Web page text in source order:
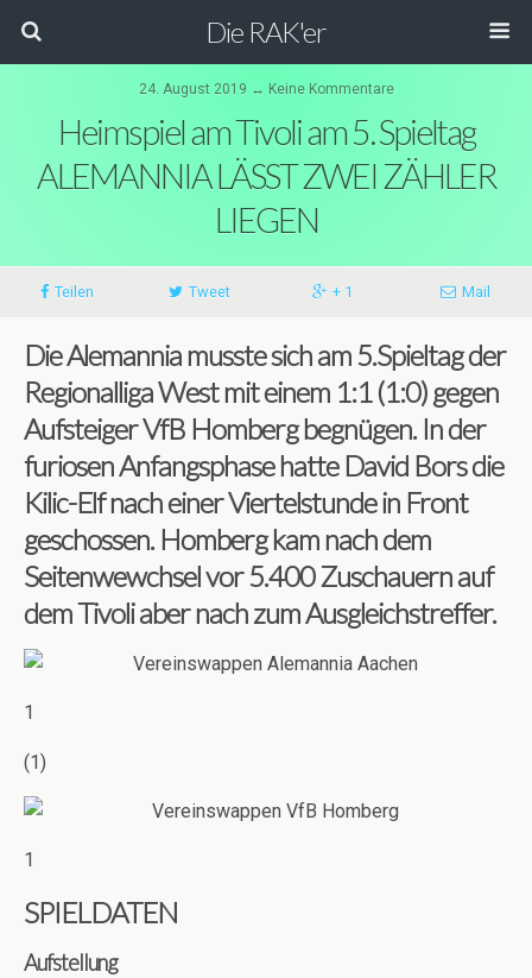
Die RAK'er
24. August 2019 ↔ Keine Kommentare
Heimspiel am Tivoli am 5. Spieltag
ALEMANNIA LÄSST ZWEI ZÄHLER
LIEGEN
Teilen Tweet + 1 Mail
Die Alemannia musste sich am 5.Spieltag der
Regionalliga West mit einem 1:1 (1:0) gegen
Aufsteiger VfB Homberg begnügen. In der
furiosen Anfangsphase hatte David Bors die
Kilic-Elf nach einer Viertelstunde in Front
geschossen. Homberg kam nach dem
Seitenwewchsel vor 5.400 Zuschauern auf
dem Tivoli aber nach zum Ausgleichstreffer.
1
(1)
1
SPIELDATEN
Aufstellung